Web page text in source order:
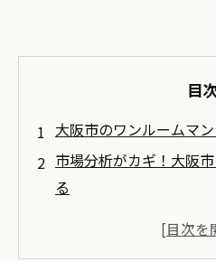
目
大阪市のワンルームマ
市場分析がカギ！大阪
る
適正価格の設定方法、